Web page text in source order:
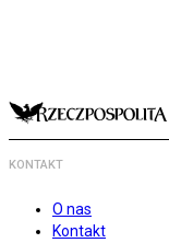
KONTAKT
O nas
Kontakt